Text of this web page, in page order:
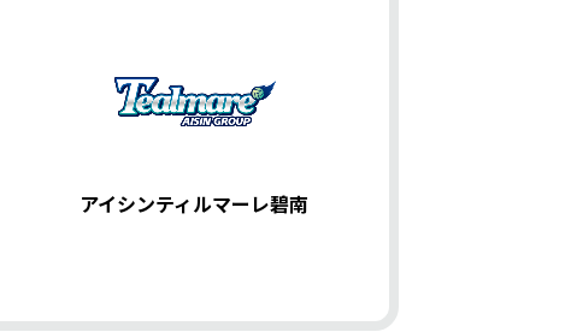
アイシンティルマーレ碧南